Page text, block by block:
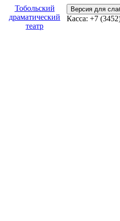
Тобольский
драматический
театр
Версия для
Касса: +7